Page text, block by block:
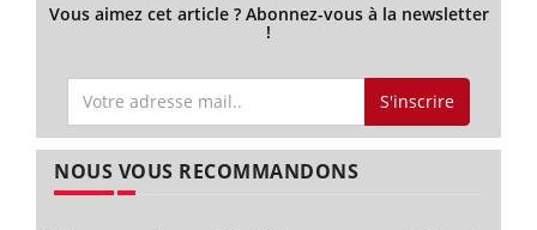
Vous aimez cet article ? Abonnez-vous à la newsletter
!
S'inscrire
NOUS VOUS RECOMMANDONS